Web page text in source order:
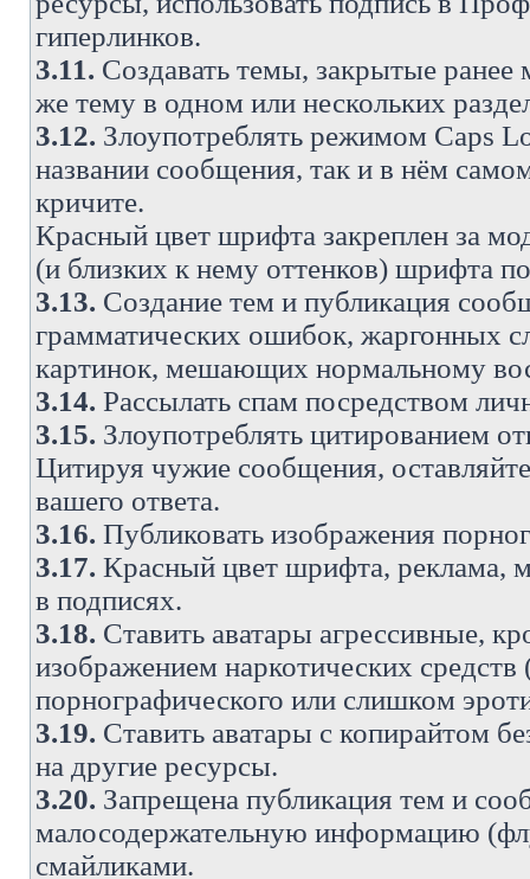
гиперлинков.
3.11. Создавать темы, закрытые ранее
же тему в одном или нескольких
3.12. Злоупотреблять режимом Caps
названии сообщения, так и в нём
кричите.
Красный цвет шрифта закреплен за
(и близких к нему оттенков) шрифта
3.13. Создание тем и публикация
грамматических ошибок, жаргонных
картинок, мешающих нормальному
3.14. Рассылать спам посредством
3.15. Злоупотреблять цитированием
Цитируя чужие сообщения,
вашего ответа.
3.16. Публиковать изображения
3.17. Красный цвет шрифта, реклама,
в подписях.
3.18. Ставить аватары агрессивные,
изображением наркотических
порнографического или слишком
3.19. Ставить аватары с копирайтом
на другие ресурсы.
3.20. Запрещена публикация тем и
малосодержательную информацию
смайликами.